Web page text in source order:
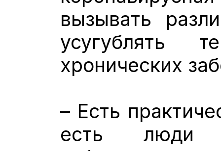
вызывать
усугублять
хронических
– Есть
есть люди